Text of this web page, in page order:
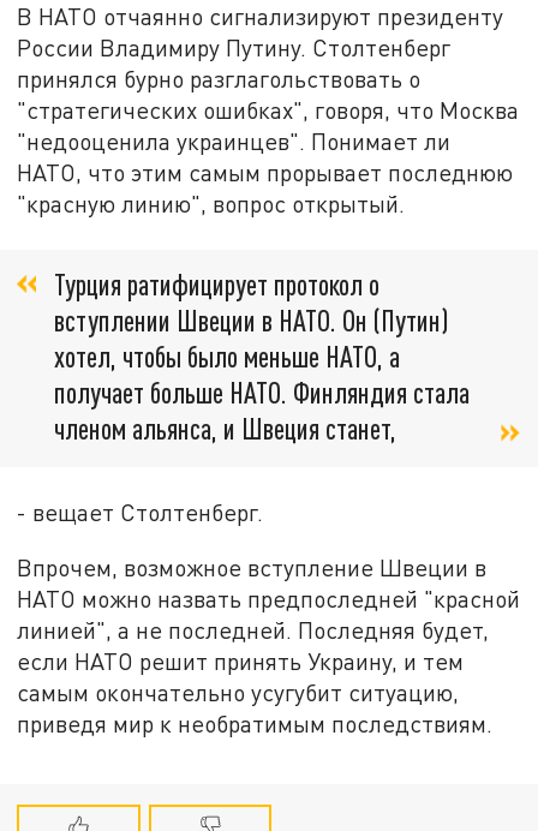
В НАТО отчаянно сигнализируют президенту
России Владимиру Путину. Столтенберг
принялся бурно разглагольствовать о
"стратегических ошибках", говоря, что Москва
"недооценила украинцев". Понимает ли
НАТО, что этим самым прорывает последнюю
"красную линию", вопрос открытый.
Турция ратифицирует протокол о
вступлении Швеции в НАТО. Он (Путин)
хотел, чтобы было меньше НАТО, а
получает больше НАТО. Финляндия стала
членом альянса, и Швеция станет,
- вещает Столтенберг.
Впрочем, возможное вступление Швеции в
НАТО можно назвать предпоследней "красной
линией", а не последней. Последняя будет,
если НАТО решит принять Украину, и тем
самым окончательно усугубит ситуацию,
приведя мир к необратимым последствиям.